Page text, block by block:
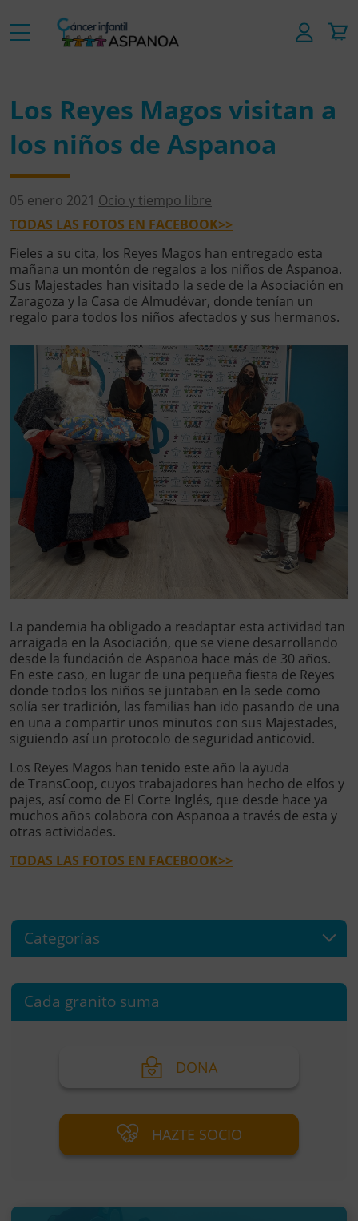
Los Reyes Magos visitan a
los niños de Aspanoa
05 enero 2021 Ocio y tiempo libre
TODAS LAS FOTOS EN FACEBOOK>>
Fieles a su cita, los Reyes Magos han entregado esta
mañana un montón de regalos a los niños de Aspanoa.
Sus Majestades han visitado la sede de la Asociación en
Zaragoza y la Casa de Almudévar, donde tenían un
regalo para todos los niños afectados y sus hermanos.
La pandemia ha obligado a readaptar esta actividad tan
arraigada en la Asociación, que se viene desarrollando
desde la fundación de Aspanoa hace más de 30 años.
En este caso, en lugar de una pequeña fiesta de Reyes
donde todos los niños se juntaban en la sede como
solía ser tradición, las familias han ido pasando de una
en una a compartir unos minutos con sus Majestades,
siguiendo así un protocolo de seguridad anticovid.
Los Reyes Magos han tenido este año la ayuda
de TransCoop, cuyos trabajadores han hecho de elfos y
pajes, así como de El Corte Inglés, que desde hace ya
muchos años colabora con Aspanoa a través de esta y
otras actividades.
TODAS LAS FOTOS EN FACEBOOK>>
Categorías
Cada granito suma
DONA
HAZTE SOCIO